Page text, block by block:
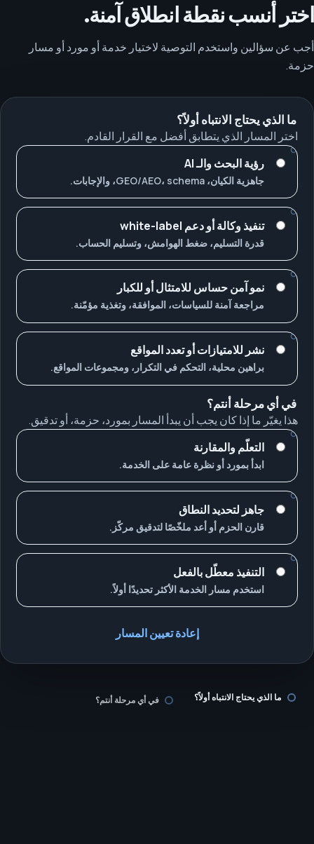
اختر أنسب نقطة انطلاق آمنة.
أجب عن سؤالين واستخدم التوصية لاختيار خدمة أو مورد أو مسار
حزمة.
ما الذي يحتاج الانتباه أولاً؟
اختر المسار الذي يتطابق أفضل مع القرار القادم.
رؤية البحث والـ AI
جاهزية الكيان، GEO/AEO، schema، والإجابات.
تنفيذ وكالة أو دعم white-label
قدرة التسليم، ضغط الهوامش، وتسليم الحساب.
نمو آمن حساس للامتثال أو للكبار
مراجعة آمنة للسياسات، الموافقة، وتغذية مؤمّنة.
نشر للامتيازات أو تعدد المواقع
براهين محلية، التحكم في التكرار، ومجموعات المواقع.
في أي مرحلة أنتم؟
هذا يغيّر ما إذا كان يجب أن يبدأ المسار بمورد، حزمة، أو تدقيق.
التعلّم والمقارنة
ابدأ بمورد أو نظرة عامة على الخدمة.
جاهز لتحديد النطاق
قارن الحزم أو أعد ملخّصًا لتدقيق مركّز.
التنفيذ معطّل بالفعل
استخدم مسار الخدمة الأكثر تحديدًا أولاً.
إعادة تعيين المسار
ما الذي يحتاج الانتباه أولاً؟ في أي مرحلة أنتم؟